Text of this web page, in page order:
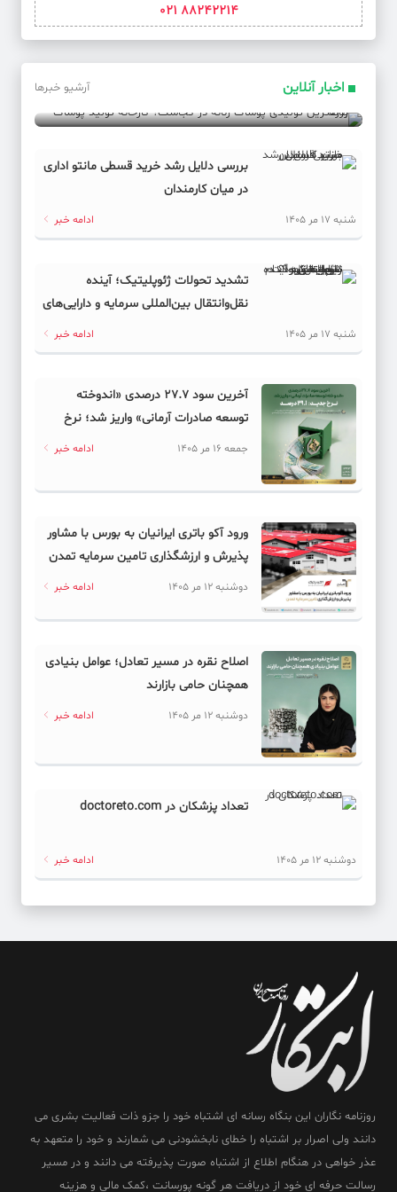
88242214 021
اخبار آنلاین آرشیو خبرها
پوشاک زنانه
بررسی دلایل رشد خرید قسطی مانتو اداری
در میان کارمندان
شنبه 17 مر 1405 ادامه خبر
تشدید تحولات ژئوپلیتیک؛ آینده
نقل‌وانتقال بین‌المللی سرمایه و دارایی‌های
شنبه 17 مر 1405 ادامه خبر
آخرین سود ۲۷.۷ درصدی «اندوخته
توسعه صادرات آرمانی» واریز شد؛ نرخ
جدید ۲۹.۱ درصد
جمعه 16 مر 1405 ادامه خبر
ورود آکو باتری ایرانیان به بورس با مشاور
پذیرش و ارزشگذاری تامین سرمایه تمدن
دوشنبه 12 مر 1405 ادامه خبر
اصلاح نقره در مسیر تعادل؛ عوامل بنیادی
همچنان حامی بازارند
دوشنبه 12 مر 1405 ادامه خبر
تعداد پزشکان در doctoreto.com
دوشنبه 12 مر 1405 ادامه خبر
روزنامه نگاران این بنگاه رسانه ای اشتباه خود را جزو ذات فعالیت بشری می
دانند ولی اصرار بر اشتباه را خطای نابخشودنی می شمارند و خود را متعهد به
عذر خواهی در هنگام اطلاع از اشتباه صورت پذیرفته می دانند و در مسیر
رسالت حرفه ای خود از دریافت هر گونه پورسانت ،کمک مالی و هزینه